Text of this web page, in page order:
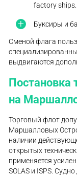
factory ships.
Буксиры и
Сменой флага
выдвигаются
Постановка
на
Торговый флот
Маршалловых
наличии
открытых
применяется
SOLAS и ISPS.